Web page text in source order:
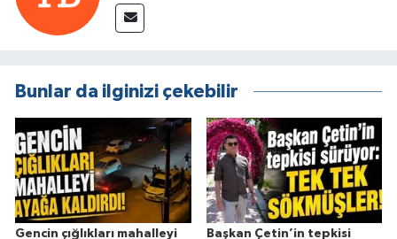
Bunlar da ilginizi çekebilir
Gencin çığlıkları mahalleyi
Başkan Çetin’in tepkisi